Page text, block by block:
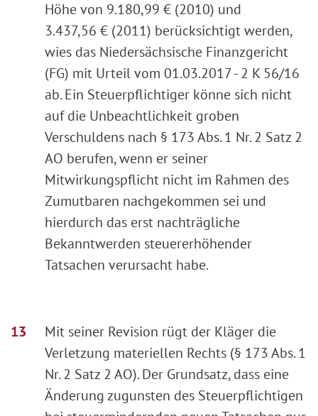
Höhe von 9.180,99 € (2010) und
3.437,56 € (2011) berücksichtigt werden,
wies das Niedersächsische Finanzgericht
(FG) mit Urteil vom 01.03.2017 - 2 K 56/16
ab. Ein Steuerpflichtiger könne sich nicht
auf die Unbeachtlichkeit groben
Verschuldens nach § 173 Abs. 1 Nr. 2 Satz 2
AO berufen, wenn er seiner
Mitwirkungspflicht nicht im Rahmen des
Zumutbaren nachgekommen sei und
hierdurch das erst nachträgliche
Bekanntwerden steuererhöhender
Tatsachen verursacht habe.
Mit seiner Revision rügt der Kläger die
Verletzung materiellen Rechts (§ 173 Abs. 1
Nr. 2 Satz 2 AO). Der Grundsatz, dass eine
Änderung zugunsten des Steuerpflichtigen